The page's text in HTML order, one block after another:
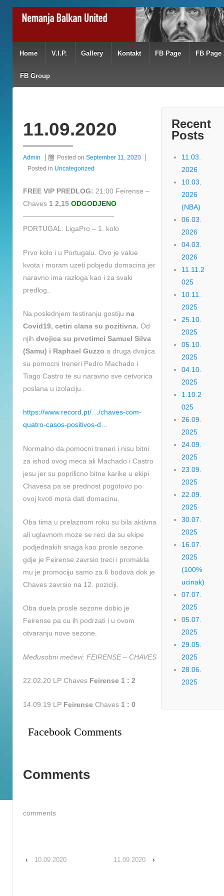
Home V.I.P. Gallery Kontakt FB Page FB Page
FB Group
11.09.2020
Admin Posted on September 11, 2020
Posted in Uncategorized
FREE VIP PREDLOG: 21:00 Feirense –
Chaves 1 2,15 ODGODJENO
—————————————
PORTUGAL: LigaPro – 1. kolo
Prvo kolo i u Portugalu. Ovo je value
kvota i moram uzeti pobjedu domacina jer
naravno ima razloga kao i za svaki
predlog..
Na poslednjem testiranju gostiju na
Covid19, cetiri clana su pozitivna. Od
njih dvojica su prvotimci Samuel Silva
(Samu) i Raphael Guzzo a druga dvojica
su pomocni treneri Pedro Machado i
Tiago Castro te su naravno sve cetvorica
poslana u izolaciju..
https://www.record.pt/…/chaves-com-
quatro-casos-positivos-d…
Normalno da pomocni treneri i nisu bitni
za ishod ovog meca ali Machado i Castro
jesu jer su poprilicno bitne karike u ekipi
Chavesa pa se prednost pogotovo po
ovoj kvoti mora dati domacinu.
Oba tima u prelaznom roku su bila aktivna
ali uglavnom moze se reci da su ekipe
podjednakih snaga kao prosle sezone
gdje je Feirense zavrsio treci i promakla
mu je promociju samo za 6 bodova dok je
Chaves zavrsio na 12. poziciji.
Oba duela prosle sezone dobio je
Feirense pa cu ih podrzati i u ovom
otvaranju nove sezone.
Međusobni mečevi: FEIRENSE – CHAVES
22.02.20 LP Chaves Feirense 1 : 2
14.09.19 LP Feirense Chaves 1 : 0
Facebook Comments
Comments
comments
‹ 10.09.2020 11.09.2020 ›
Recent
Posts
11.03.
2026
10.03.
2026
(NBA)
06.03.
2026
04.03.
2026
11.11.2
025
10.11.
2025
25.10.
2025
05.10.
2025
04.10.
2025
1.10.2
025
26.09.
2025
24.09.
2025
23.09.
2025
22.09.
2025
30.07.
2025
16.07.
2025
(100%
ucinak)
07.07.
2025
05.07.
2025
29.05.
2025
28.06.
2025